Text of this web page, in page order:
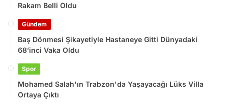
Rakam Belli Oldu
Gündem
Baş Dönmesi Şikayetiyle Hastaneye Gitti Dünyadaki
68’inci Vaka Oldu
Spor
Mohamed Salah'ın Trabzon'da Yaşayacağı Lüks Villa
Ortaya Çıktı